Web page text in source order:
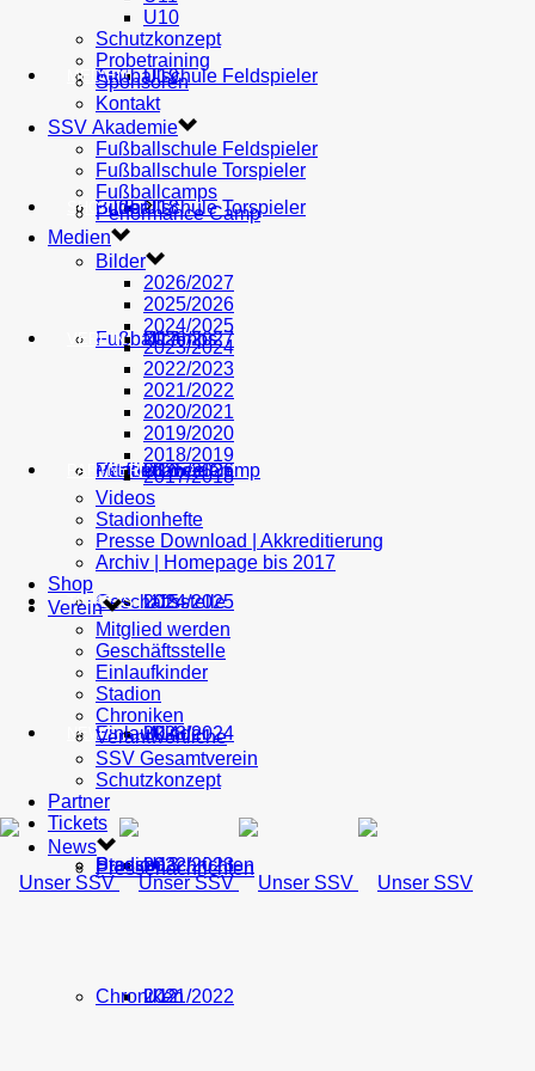
AH U19
U18
U17
U16
U15
U14
U13
U12
Fußballschule Feldspieler
Fußballschule Torspieler
Fußballcamps
Performance Camp
MEDIEN
Bilder
2026/2027
2025/2026
2024/2025
2023/2024
2022/2023
2021/2022
SHOP
VEREIN
Mitglied werden
Geschäftsstelle
Einlaufkinder
Stadion
Chroniken
PARTNER
TICKETS
NEWS
Pressenachrichten
U10
Schutzkonzept
Probetraining
Sponsoren
Kontakt
SSV Akademie
Fußballschule Feldspieler
Fußballschule Torspieler
Fußballcamps
Performance Camp
Medien
Bilder
2026/2027
2025/2026
2024/2025
2023/2024
2022/2023
2021/2022
2020/2021
2019/2020
2018/2019
2017/2018
Videos
Stadionhefte
Presse Download | Akkreditierung
Archiv | Homepage bis 2017
Shop
Verein
Mitglied werden
Geschäftsstelle
Einlaufkinder
Stadion
Chroniken
Verantwortliche
SSV Gesamtverein
Schutzkonzept
Partner
Tickets
News
Pressenachrichten